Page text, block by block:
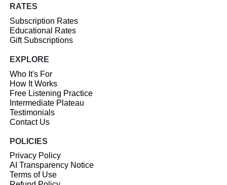
RATES
Subscription Rates
Educational Rates
Gift Subscriptions
EXPLORE
Who It's For
How It Works
Free Listening Practice
Intermediate Plateau
Testimonials
Contact Us
POLICIES
Privacy Policy
AI Transparency Notice
Terms of Use